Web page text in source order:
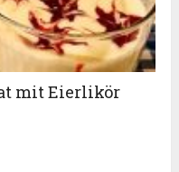
mit Eierlikör